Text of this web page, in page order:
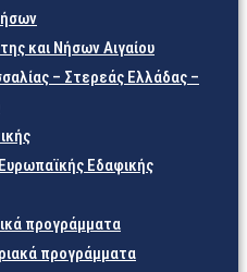
και Νήσων Αιγαίου
– Στερεάς Ελλάδας –
Εδαφικής
προγράμματα
προγράμματα